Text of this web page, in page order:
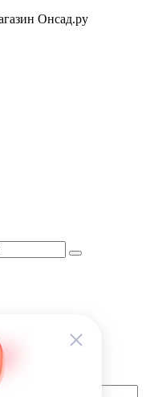
Онсад.ру